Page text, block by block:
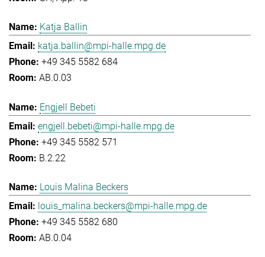
Katja Ballin
katja.ballin@mpi-halle.mpg.de
+49 345 5582 684
AB.0.03
Engjell Bebeti
engjell.bebeti@mpi-halle.mpg.de
+49 345 5582 571
B.2.22
Louis Malina Beckers
louis_malina.beckers@mpi-halle.mpg.de
+49 345 5582 680
AB.0.04